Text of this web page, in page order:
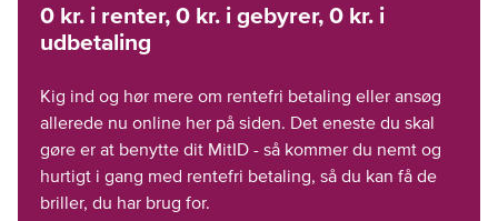
0 kr. i renter, 0 kr. i gebyrer, 0 kr. i
udbetaling
Kig ind og hør mere om rentefri betaling eller ansøg
allerede nu online her på siden. Det eneste du skal
gøre er at benytte dit MitID - så kommer du nemt og
hurtigt i gang med rentefri betaling, så du kan få de
briller, du har brug for.